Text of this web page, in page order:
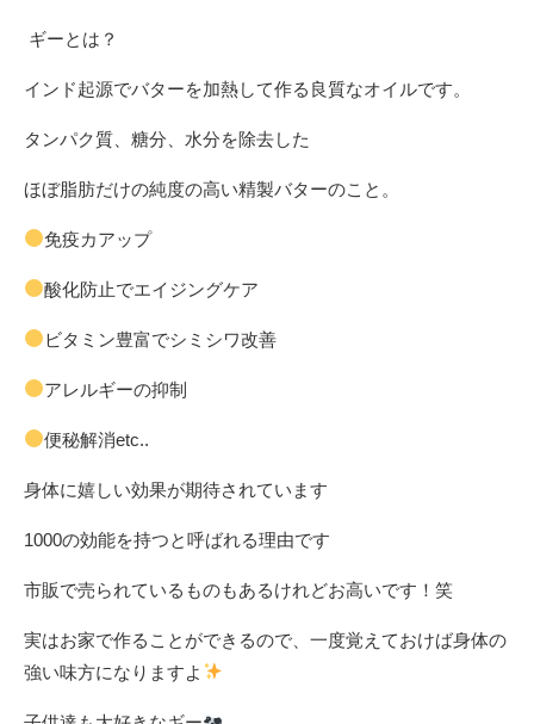
ギーとは？
⁡インド起源でバターを加熱して作る良質なオイルです。
タンパク質、糖分、水分を除去した
ほぼ脂肪だけの純度の高い精製バターのこと。
免疫カアップ
酸化防止でエイジングケア
ビタミン豊富でシミシワ改善
アレルギーの抑制
便秘解消etc..
身体に嬉しい効果が期待されています
1000の効能を持つと呼ばれる理由です
市販で売られているものもあるけれどお高いです！笑
実はお家で作ることができるので、一度覚えておけば身体の
強い味方になりますよ